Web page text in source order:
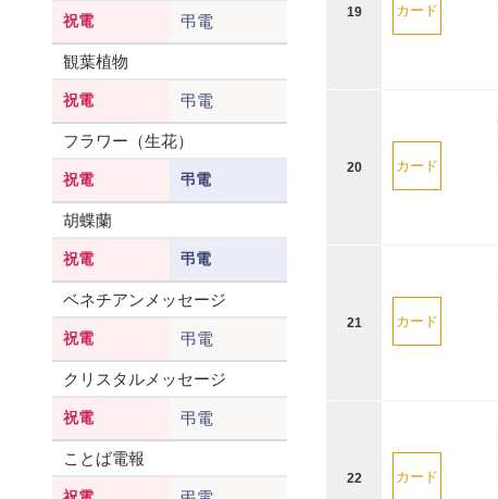
祝電 弔電
観葉植物
祝電 弔電
フラワー（生花）
祝電 弔電
胡蝶蘭
祝電 弔電
ベネチアンメッセージ
祝電 弔電
クリスタルメッセージ
祝電 弔電
ことば電報
19 カード
20 カード
21 カード
22 カード